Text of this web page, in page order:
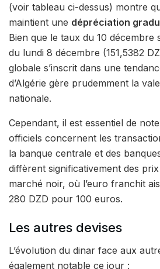
(voir tableau ci-dessus) montre
maintient une dépréciation
Bien que le taux du 10 décembre
du lundi 8 décembre (151,5382
globale s’inscrit dans une
d’Algérie gère prudemment la
nationale.
Cependant, il est essentiel de
officiels concernent les
la banque centrale et des
diffèrent significativement des
marché noir, où l’euro franchit
280 DZD pour 100 euros.
Les autres devises
L’évolution du dinar face aux
également notable ce jour :